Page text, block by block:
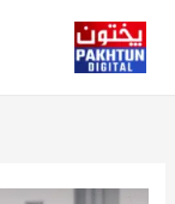
content